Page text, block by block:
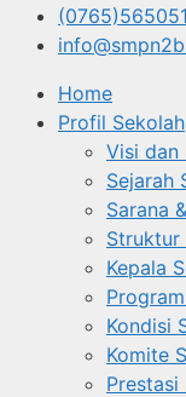
Home
Profil Sekolah
Visi dan
Sejarah
Sarana
Struktur
Kepala
Kondisi
Komite
Prestasi